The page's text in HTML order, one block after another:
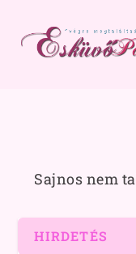
Sajnos nem
HIRDETÉS